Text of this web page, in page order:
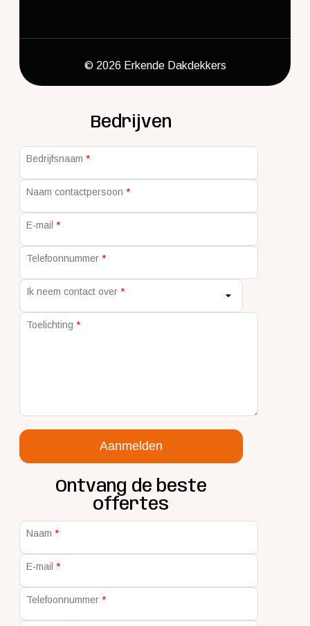
© 2026 Erkende Dakdekkers
Bedrijven
Bedrijfsnaam
Naam contactpersoon
E-mail
Telefoonnummer
Ik neem contact over
Toelichting
Aanmelden
Ontvang de beste
offertes
Naam
E-mail
Telefoonnummer